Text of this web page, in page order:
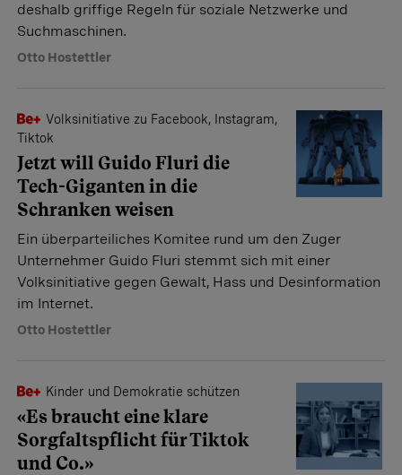
deshalb griffige Regeln für soziale Netzwerke und
Suchmaschinen.
Otto Hostettler
Volksinitiative zu Facebook, Instagram,
Tiktok
Jetzt will Guido Fluri die
Tech-Giganten in die
Schranken weisen
Ein überparteiliches Komitee rund um den Zuger
Unternehmer Guido Fluri stemmt sich mit einer
Volksinitiative gegen Gewalt, Hass und Desinformation
im Internet.
Otto Hostettler
Kinder und Demokratie schützen
«Es braucht eine klare
Sorgfaltspflicht für Tiktok
und Co.»